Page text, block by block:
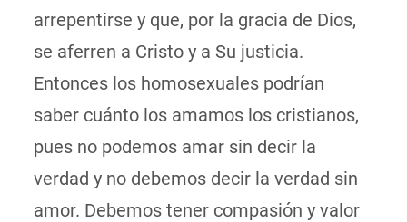
arrepentirse y que, por la gracia de Dios,
se aferren a Cristo y a Su justicia.
Entonces los homosexuales podrían
saber cuánto los amamos los cristianos,
pues no podemos amar sin decir la
verdad y no debemos decir la verdad sin
amor. Debemos tener compasión y valor